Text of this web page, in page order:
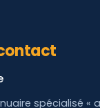
spécialisé «